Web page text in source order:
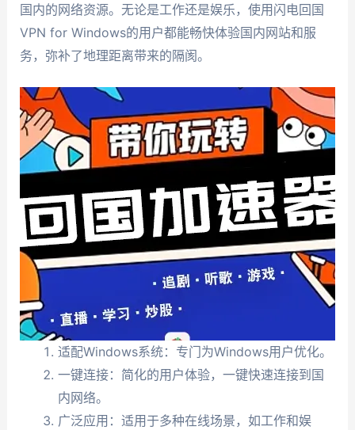
国内的网络资源。无论是工作还是娱乐，使用闪电回国
VPN for Windows的用户都能畅快体验国内网站和服
务，弥补了地理距离带来的隔阂。
适配Windows系统：专门为Windows用户优化。
一键连接：简化的用户体验，一键快速连接到国
内网络。
广泛应用：适用于多种在线场景，如工作和娱